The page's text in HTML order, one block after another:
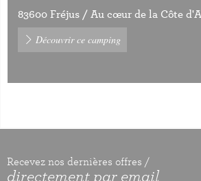
83600 Fréjus / Au cœur de la Côte
Découvrir ce camping
Recevez nos dernières offres /
directement par email